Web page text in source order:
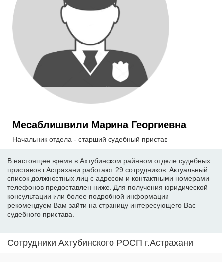
Месаблишвили Марина Георгиевна
Начальник отдела - старший судебный пристав
В настоящее время в Ахтубинском райнном отделе судебных
приставов г.Астрахани работают 29 сотрудников. Актуальный
список должностных лиц с адресом и контактными номерами
телефонов предоставлен ниже. Для получения юридической
консультации или более подробной информации
рекомендуем Вам зайти на страницу интересующего Вас
судебного пристава.
Сотрудники Ахтубинского РОСП г.Астрахани